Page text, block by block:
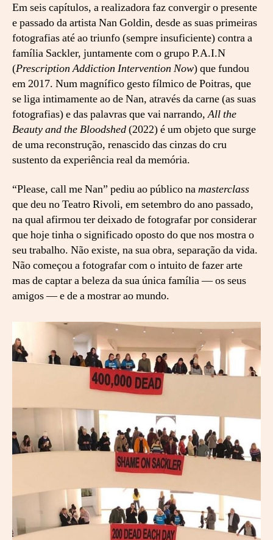
Em seis capítulos, a realizadora faz convergir o presente
e passado da artista Nan Goldin, desde as suas primeiras
fotografias até ao triunfo (sempre insuficiente) contra a
família Sackler, juntamente com o grupo P.A.I.N
(Prescription Addiction Intervention Now) que fundou
em 2017. Num magnífico gesto fílmico de Poitras, que
se liga intimamente ao de Nan, através da carne (as suas
fotografias) e das palavras que vai narrando,All the
Beauty and the Bloodshed(2022) é um objeto que surge
de uma reconstrução, renascido das cinzas do cru
sustento da experiência real da memória.
“Please, call me Nan” pediu ao público namasterclass
que deu no Teatro Rivoli, em setembro do ano passado,
na qual afirmou ter deixado de fotografar por considerar
que hoje tinha o significado oposto do que nos mostra o
seu trabalho. Não existe, na sua obra, separação da vida.
Não começou a fotografar com o intuito de fazer arte
mas de captar a beleza da sua única família — os seus
amigos — e de a mostrar ao mundo.